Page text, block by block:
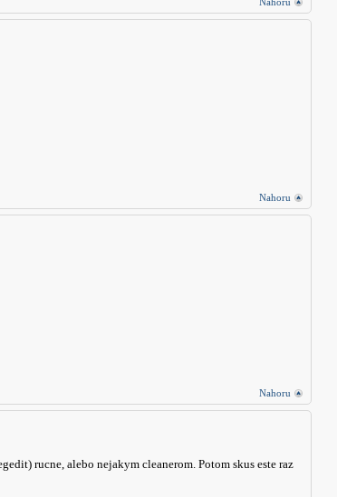
Nahoru
Nahoru
rucne, alebo nejakym cleanerom. Potom skus este raz